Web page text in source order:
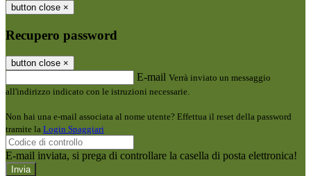
button close ×
Recupero password
button close ×
E-mail Verrà inviato un messaggio
all'indirizzo indicato con le istruzioni necessarie.
Non hai una e-mail associata al nome utente? Effettua il reset della password
tramite la Login Spaggiari
E-mail inviata, si prega di controllare la casella di posta elettronica!